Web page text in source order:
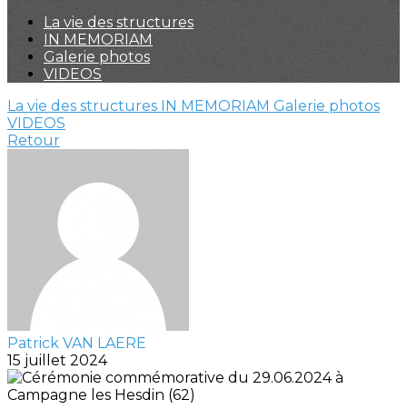
La vie des structures
IN MEMORIAM
Galerie photos
VIDEOS
La vie des structures IN MEMORIAM Galerie photos
VIDEOS
Retour
Patrick VAN LAERE
15 juillet 2024